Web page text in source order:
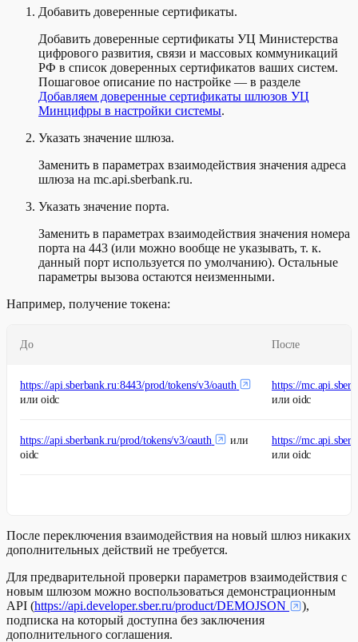
Добавить доверенные сертификаты.
Добавить доверенные сертификаты УЦ Министерства
цифрового развития, связи и массовых коммуникаций
РФ в список доверенных сертификатов ваших систем.
Пошаговое описание по настройке — в разделе
Добавляем доверенные сертификаты шлюзов УЦ
Минцифры в настройки системы.
Указать значение шлюза.
Заменить в параметрах взаимодействия значения адреса
шлюза на mc.api.sberbank.ru.
Указать значение порта.
Заменить в параметрах взаимодействия значения номера
порта на 443 (или можно вообще не указывать, т. к.
данный порт используется по умолчанию). Остальные
параметры вызова остаются неизменными.
Например, получение токена:
До После
https://api.sberbank.ru:8443/prod/tokens/v3/oauth
или oidc
https://
или oidc
https://api.sberbank.ru/prod/tokens/v3/oauth
или
oidc
https://
или oidc
После переключения взаимодействия на новый шлюз никаких
дополнительных действий не требуется.
Для предварительной проверки параметров взаимодействия с
новым шлюзом можно воспользоваться демонстрационным
API (https://api.developer.sber.ru/product/DEMOJSON
),
подписка на который доступна без заключения
дополнительного соглашения.